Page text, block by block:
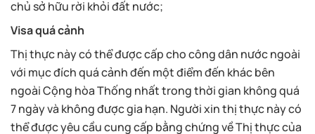
chủ sở hữu rời khỏi đất nước;
Visa quá cảnh
Thị thực này có thể được cấp cho công dân nước ngoài
với mục đích quá cảnh đến một điểm đến khác bên
ngoài Cộng hòa Thống nhất trong thời gian không quá
7 ngày và không được gia hạn. Người xin thị thực này có
thể được yêu cầu cung cấp bằng chứng về Thị thực của